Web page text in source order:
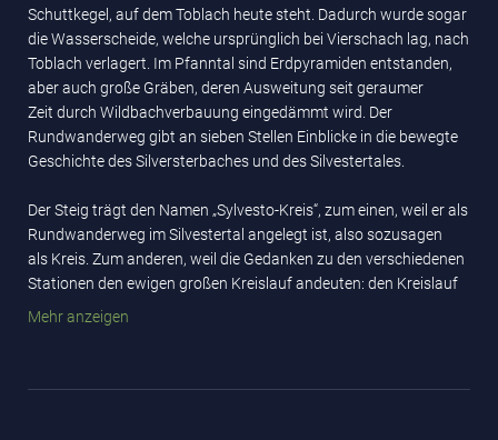
Schuttkegel, auf dem Toblach heute steht. Dadurch wurde sogar
die Wasserscheide, welche ursprünglich bei Vierschach lag, nach
Toblach verlagert. Im Pfanntal sind Erdpyramiden entstanden,
aber auch große Gräben, deren Ausweitung seit geraumer
Zeit durch Wildbachverbauung eingedämmt wird. Der
Rundwanderweg gibt an sieben Stellen Einblicke in die bewegte
Geschichte des Silversterbaches und des Silvestertales.
Der Steig trägt den Namen „Sylvesto-Kreis“, zum einen, weil er als
Rundwanderweg im Silvestertal angelegt ist, also sozusagen
als Kreis. Zum anderen, weil die Gedanken zu den verschiedenen
Stationen den ewigen großen Kreislauf andeuten: den Kreislauf
des Werdens und Vergehens, des Nehmens und Gebens, den
Mehr anzeigen